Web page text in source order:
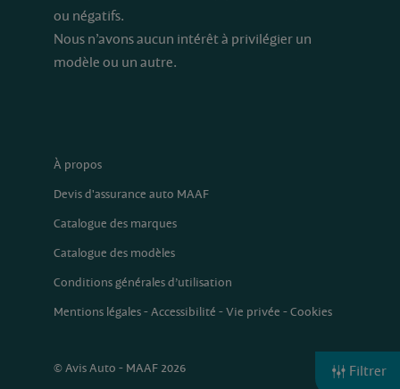
Filtrer
ou négatifs.
Nous n’avons aucun intérêt à privilégier un
modèle ou un autre.
À propos
Devis d'assurance auto MAAF
Catalogue des marques
Catalogue des modèles
Conditions générales d’utilisation
Mentions légales-Accessibilité -Vie privée -Cookies
© Avis Auto - MAAF 2026